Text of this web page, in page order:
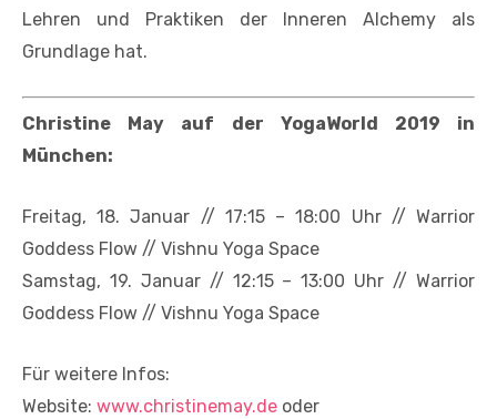
Lehren und Praktiken der Inneren Alchemy als
Grundlage hat.
Christine May auf der YogaWorld 2019 in
München:
Freitag, 18. Januar // 17:15 – 18:00 Uhr // Warrior
Goddess Flow // Vishnu Yoga Space
Samstag, 19. Januar // 12:15 – 13:00 Uhr // Warrior
Goddess Flow // Vishnu Yoga Space
Für weitere Infos:
Website: www.christinemay.de oder